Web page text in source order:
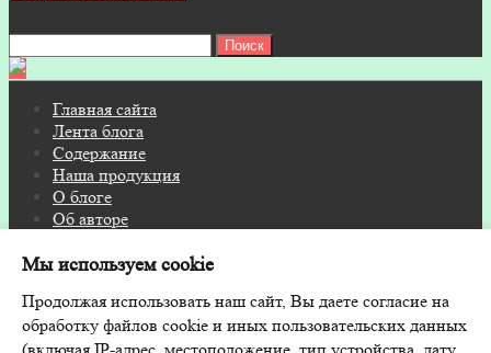
Главная сайта
Лента блога
Содержание
Наша продукция
О блоге
Об авторе
© 2026 Блог на FITOSAUNA.RU · Дизайн и поддержка:
GoodwinPress.ru
Мы используем cookie
Продолжая использовать наш сайт, Вы даете согласие на
обработку файлов cookie и иных пользовательских данных